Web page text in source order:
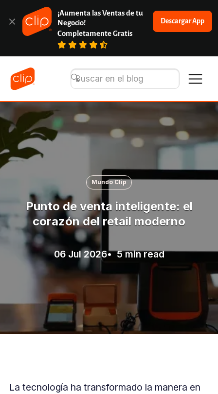
¡Aumenta las Ventas de tu
Negocio!
Completamente Gratis
Descargar App
Mundo Clip
Punto de venta inteligente: el
corazón del retail moderno
06 Jul 2026• 5 min read
La tecnología ha transformado la manera en